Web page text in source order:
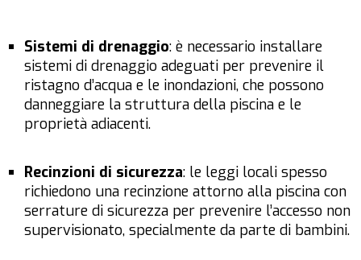
Sistemi di drenaggio: è necessario installare
sistemi di drenaggio adeguati per prevenire il
ristagno d’acqua e le inondazioni, che possono
danneggiare la struttura della piscina e le
proprietà adiacenti.
Recinzioni di sicurezza: le leggi locali spesso
richiedono una recinzione attorno alla piscina con
serrature di sicurezza per prevenire l’accesso non
supervisionato, specialmente da parte di bambini.